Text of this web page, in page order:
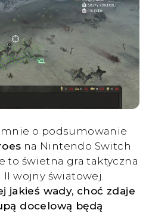
mnie o podsumowanie
na Nintendo Switch
to świetna gra taktyczna
wojny światowej.
jakieś wady, choć zdaje
docelową będą